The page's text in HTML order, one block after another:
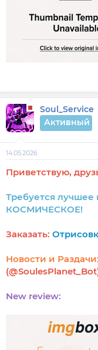
Soul_Service
Активный
14.05.2026
Приветствую,
Требуется лучшее
КОСМИЧЕСКОЕ!
Заказать:
Новости и Раздачи:
New review: